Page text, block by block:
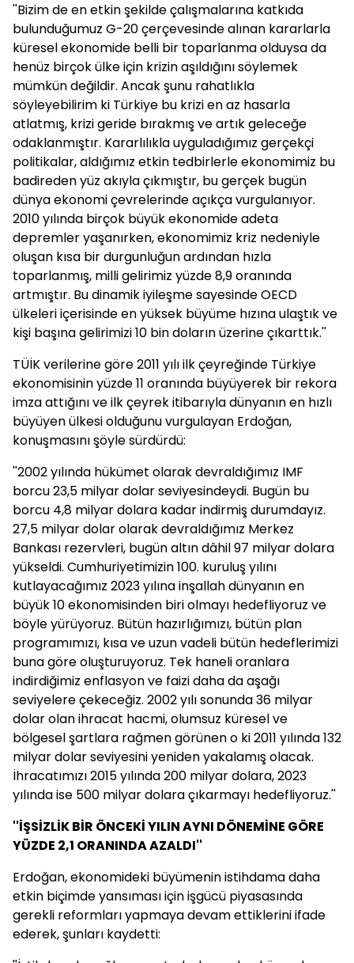
''Bizim de en etkin şekilde çalışmalarına katkıda
bulunduğumuz G-20 çerçevesinde alınan kararlarla
küresel ekonomide belli bir toparlanma olduysa da
henüz birçok ülke için krizin aşıldığını söylemek
mümkün değildir. Ancak şunu rahatlıkla
söyleyebilirim ki Türkiye bu krizi en az hasarla
atlatmış, krizi geride bırakmış ve artık geleceğe
odaklanmıştır. Kararlılıkla uyguladığımız gerçekçi
politikalar, aldığımız etkin tedbirlerle ekonomimiz bu
badireden yüz akıyla çıkmıştır, bu gerçek bugün
dünya ekonomi çevrelerinde açıkça vurgulanıyor.
2010 yılında birçok büyük ekonomide adeta
depremler yaşanırken, ekonomimiz kriz nedeniyle
oluşan kısa bir durgunluğun ardından hızla
toparlanmış, milli gelirimiz yüzde 8,9 oranında
artmıştır. Bu dinamik iyileşme sayesinde OECD
ülkeleri içerisinde en yüksek büyüme hızına ulaştık ve
kişi başına gelirimizi 10 bin doların üzerine çıkarttık.''
TÜİK verilerine göre 2011 yılı ilk çeyreğinde Türkiye
ekonomisinin yüzde 11 oranında büyüyerek bir rekora
imza attığını ve ilk çeyrek itibarıyla dünyanın en hızlı
büyüyen ülkesi olduğunu vurgulayan Erdoğan,
konuşmasını şöyle sürdürdü:
''2002 yılında hükümet olarak devraldığımız IMF
borcu 23,5 milyar dolar seviyesindeydi. Bugün bu
borcu 4,8 milyar dolara kadar indirmiş durumdayız.
27,5 milyar dolar olarak devraldığımız Merkez
Bankası rezervleri, bugün altın dâhil 97 milyar dolara
yükseldi. Cumhuriyetimizin 100. kuruluş yılını
kutlayacağımız 2023 yılına inşallah dünyanın en
büyük 10 ekonomisinden biri olmayı hedefliyoruz ve
böyle yürüyoruz. Bütün hazırlığımızı, bütün plan
programımızı, kısa ve uzun vadeli bütün hedeflerimizi
buna göre oluşturuyoruz. Tek haneli oranlara
indirdiğimiz enflasyon ve faizi daha da aşağı
seviyelere çekeceğiz. 2002 yılı sonunda 36 milyar
dolar olan ihracat hacmi, olumsuz küresel ve
bölgesel şartlara rağmen görünen o ki 2011 yılında 132
milyar dolar seviyesini yeniden yakalamış olacak.
İhracatımızı 2015 yılında 200 milyar dolara, 2023
yılında ise 500 milyar dolara çıkarmayı hedefliyoruz.''
''İŞSİZLİK BİR ÖNCEKİ YILIN AYNI DÖNEMİNE GÖRE
YÜZDE 2,1 ORANINDA AZALDI''
Erdoğan, ekonomideki büyümenin istihdama daha
etkin biçimde yansıması için işgücü piyasasında
gerekli reformları yapmaya devam ettiklerini ifade
ederek, şunları kaydetti: